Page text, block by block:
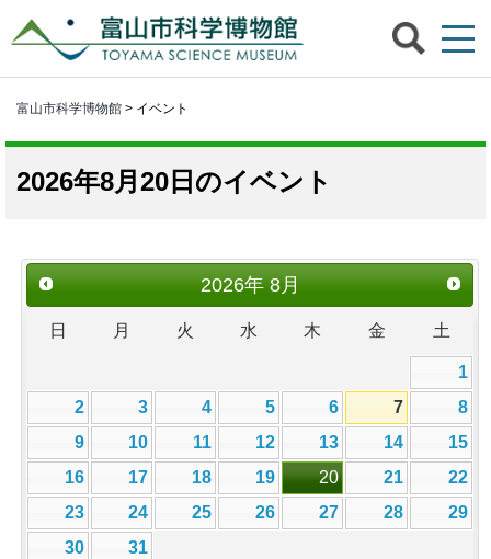
富山市科学博物館 > イベント
2026年8月20日のイベント
2026年8月
日 月 火 水 木 金 土
1
2
3 4 5 6 7
8
9
10 11 12 13 14
15
16
17 18 19 20 21
22
23
24 25 26 27 28
29
30
31